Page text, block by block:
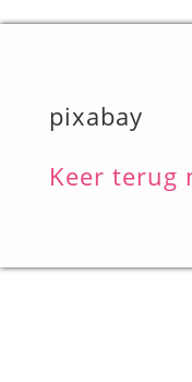
pixabay
Keer terug